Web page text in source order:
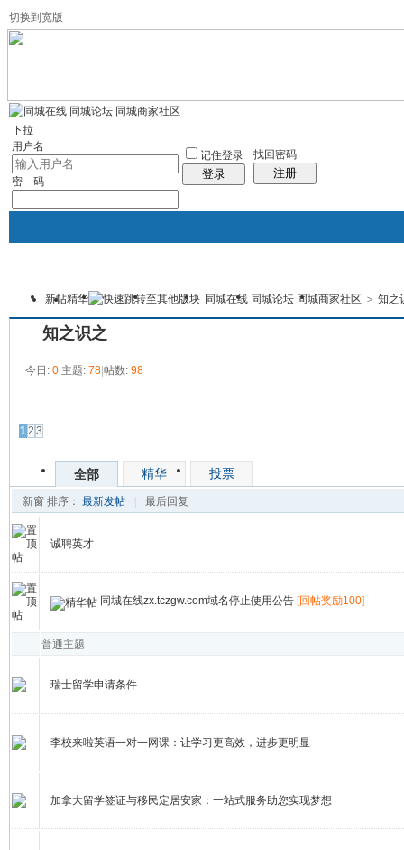
切换到宽版
下拉
用户名
密 码
记住登录
登录
找回密码
注册
首页 论坛 门户 黄页 商学院
新帖精华 同城在线 同城论坛 同城商家社区 > 知之
知之识之
今日: 0|主题: 78|帖数: 98
12 3
全部 精华 投票
新窗 排序： 最新发帖 最后回复
诚聘英才
同城在线zx.tczgw.com域名停止使用公告 [回帖奖励100]
普通主题
瑞士留学申请条件
李校来啦英语一对一网课：让学习更高效，进步更明显
加拿大留学签证与移民定居安家：一站式服务助您实现梦想